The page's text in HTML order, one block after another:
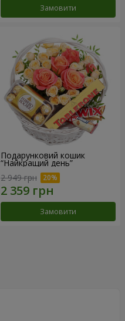
Замовити
Подарунковий кошик
“Найкращий день”
2 949 грн
Замовити